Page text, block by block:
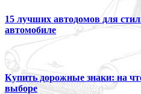
15 лучших автодомов для
автомобиле
Купить дорожные знаки: на
выборе